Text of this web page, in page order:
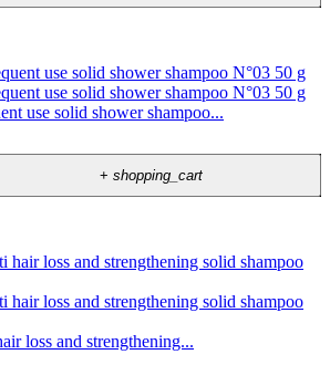
use solid shower shampoo...
+shopping_cart
loss and strengthening...